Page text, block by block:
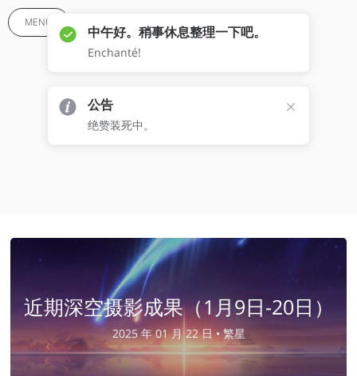
MENU
近期深空摄影成果（1月9日-20日）
2025 年 01 月 22 日 •繁星
中午好。稍事休息整理一下吧。
Enchanté!
公告
绝赞装死中。